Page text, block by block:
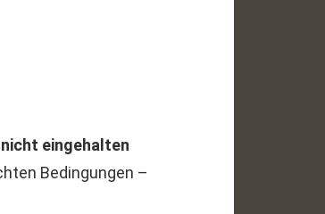
eingehalten
Bedingungen –